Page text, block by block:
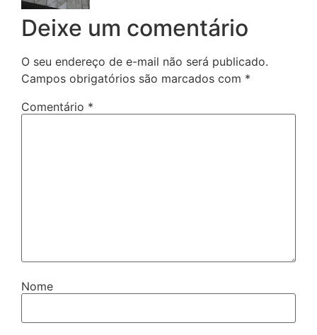
Deixe um comentário
O seu endereço de e-mail não será publicado.
Campos obrigatórios são marcados com *
Comentário *
Nome